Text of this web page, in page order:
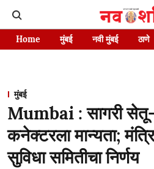
Home मुंबई नवी मुंबई ठाणे
मुंबई
Mumbai : सागरी सेतू-
कनेक्टरला मान्यता;
सुविधा समितीचा निर्णय